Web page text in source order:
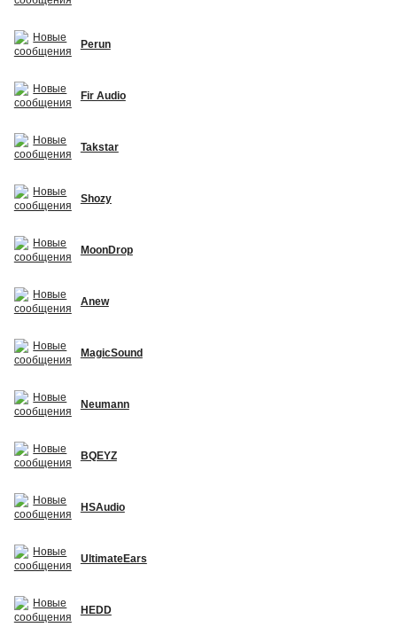
Perun
Fir Audio
Takstar
Shozy
MoonDrop
Anew
MagicSound
Neumann
BQEYZ
HSAudio
UltimateEars
HEDD